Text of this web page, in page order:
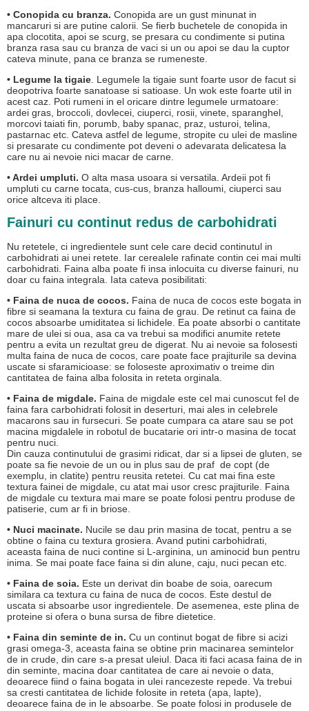
• Conopida cu branza. Conopida are un gust minunat in
mancaruri si are putine calorii. Se fierb buchetele de conopida in
apa clocotita, apoi se scurg, se presara cu condimente si putina
branza rasa sau cu branza de vaci si un ou apoi se dau la cuptor
cateva minute, pana ce branza se rumeneste.
• Legume la tigaie . Legumele la tigaie sunt foarte usor de facut si
deopotriva foarte sanatoase si satioase. Un wok este foarte util in
acest caz. Poti rumeni in el oricare dintre legumele urmatoare:
ardei gras, broccoli, dovlecei, ciuperci, rosii, vinete, sparanghel,
morcovi taiati fin, porumb, baby spanac, praz, usturoi, telina,
pastarnac etc. Cateva astfel de legume, stropite cu ulei de masline
si presarate cu condimente pot deveni o adevarata delicatesa la
care nu ai nevoie nici macar de carne.
• Ardei umpluti. O alta masa usoara si versatila. Ardeii pot fi
umpluti cu carne tocata, cus-cus, branza halloumi, ciuperci sau
orice altceva iti place.
Fainuri cu continut redus de carbohidrati
Nu retetele, ci ingredientele sunt cele care decid continutul in
carbohidrati ai unei retete. Iar cerealele rafinate contin cei mai multi
carbohidrati. Faina alba poate fi insa inlocuita cu diverse fainuri, nu
doar cu faina integrala. Iata cateva posibilitati:
• Faina de nuca de cocos. Faina de nuca de cocos este bogata in
fibre si seamana la textura cu faina de grau. De retinut ca faina de
cocos absoarbe umiditatea si lichidele. Ea poate absorbi o cantitate
mare de ulei si oua, asa ca va trebui sa modifici anumite retete
pentru a evita un rezultat greu de digerat. Nu ai nevoie sa folosesti
multa faina de nuca de cocos, care poate face prajiturile sa devina
uscate si sfaramicioase: se foloseste aproximativ o treime din
cantitatea de faina alba folosita in reteta orginala.
• Faina de migdale. Faina de migdale este cel mai cunoscut fel de
faina fara carbohidrati folosit in deserturi, mai ales in celebrele
macarons sau in fursecuri. Se poate cumpara ca atare sau se pot
macina migdalele in robotul de bucatarie ori intr-o masina de tocat
pentru nuci.
Din cauza continutului de grasimi ridicat, dar si a lipsei de gluten, se
poate sa fie nevoie de un ou in plus sau de praf de copt (de
exemplu, in clatite) pentru reusita retetei. Cu cat mai fina este
textura fainei de migdale, cu atat mai usor cresc prajiturile. Faina
de migdale cu textura mai mare se poate folosi pentru produse de
patiserie, cum ar fi in briose.
• Nuci macinate. Nucile se dau prin masina de tocat, pentru a se
obtine o faina cu textura grosiera. Avand putini carbohidrati,
aceasta faina de nuci contine si L-arginina, un aminocid bun pentru
inima. Se mai poate face faina si din alune, caju, nuci pecan etc.
• Faina de soia. Este un derivat din boabe de soia, oarecum
similara ca textura cu faina de nuca de cocos. Este destul de
uscata si absoarbe usor ingredientele. De asemenea, este plina de
proteine si ofera o buna sursa de fibre dietetice.
• Faina din seminte de in. Cu un continut bogat de fibre si acizi
grasi omega-3, aceasta faina se obtine prin macinarea semintelor
de in crude, din care s-a presat uleiul. Daca iti faci acasa faina de in
din seminte, macina doar cantitatea de care ai nevoie o data,
deoarece fiind o faina bogata in ulei rancezeste repede. Va trebui
sa cresti cantitatea de lichide folosite in reteta (apa, lapte),
deoarece faina de in le absoarbe. Se poate folosi in produsele de